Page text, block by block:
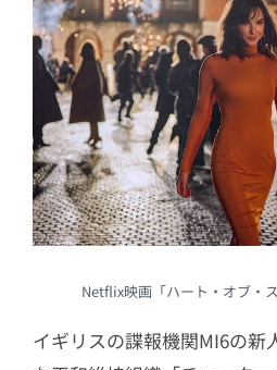
Netflix映画「ハート・オブ・
イギリスの諜報機関MI6の新